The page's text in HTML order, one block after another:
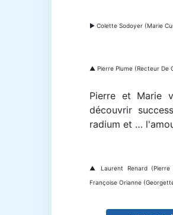
▶ Colette Sodoyer (Marie
▲ Pierre Plume (Recteur De
Pierre et Marie
découvrir
radium et …
▲ Laurent Renard (Pierre
Françoise Orianne